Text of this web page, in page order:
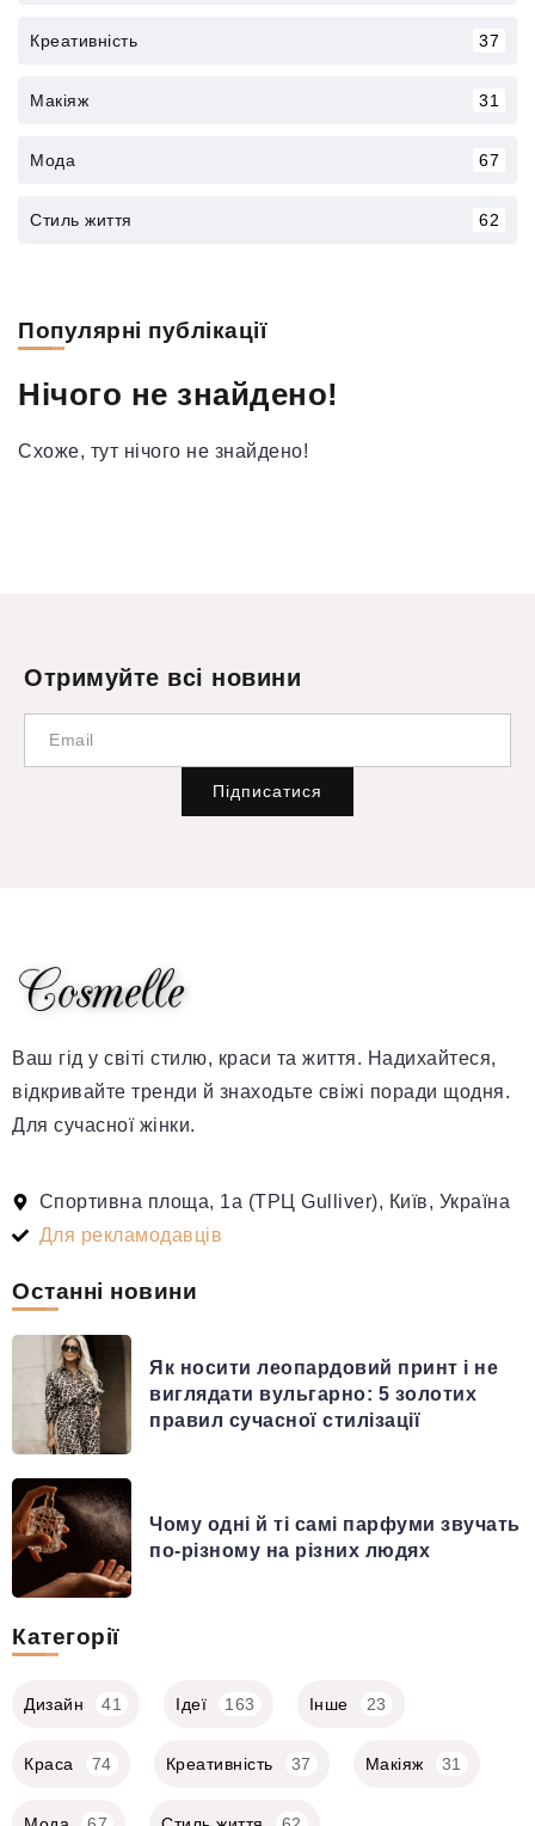
Креативність 37
Макіяж 31
Мода 67
Стиль життя 62
Популярні публікації
Нічого не знайдено!
Схоже, тут нічого не знайдено!
Отримуйте всі новини
Підписатися
Ваш гід у світі стилю, краси та життя. Надихайтеся,
відкривайте тренди й знаходьте свіжі поради щодня.
Для сучасної жінки.
Спортивна площа, 1а (ТРЦ Gulliver), Київ, Україна
Для рекламодавців
Останні новини
Як носити леопардовий принт і не
виглядати вульгарно: 5 золотих
правил сучасної стилізації
Чому одні й ті самі парфуми звучать
по-різному на різних людях
Категорії
Дизайн 41 Ідеї 163 Інше 23
Краса 74 Креативність 37 Макіяж 31